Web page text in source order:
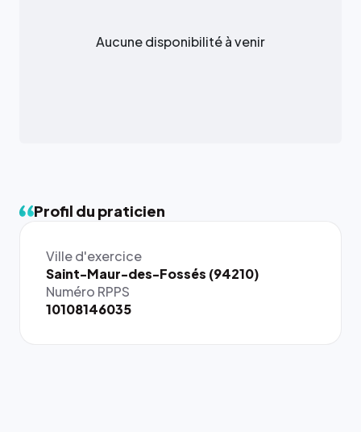
Aucune disponibilité à venir
Profil du praticien
Ville d'exercice
Saint-Maur-des-Fossés (94210)
Numéro RPPS
10108146035
{# 40×40
: la taille
rendue par
`.profile-